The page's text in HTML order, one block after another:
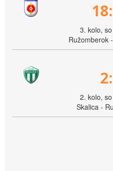
3. kolo,
Ružomberok
2. kolo,
Skalica -